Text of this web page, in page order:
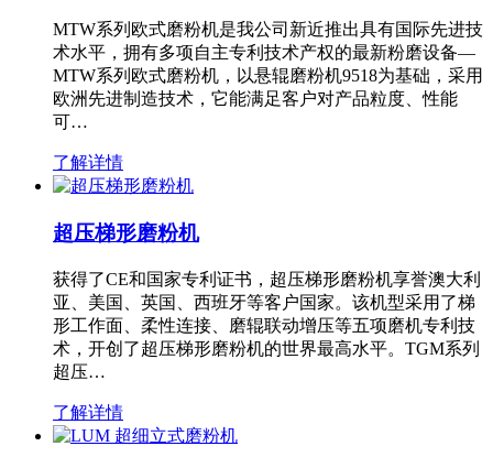
MTW系列欧式磨粉机是我公司新近推出具有国际先进技
术水平，拥有多项自主专利技术产权的最新粉磨设备—
MTW系列欧式磨粉机，以悬辊磨粉机9518为基础，采用
欧洲先进制造技术，它能满足客户对产品粒度、性能
可…
了解详情
超压梯形磨粉机
获得了CE和国家专利证书，超压梯形磨粉机享誉澳大利
亚、美国、英国、西班牙等客户国家。该机型采用了梯
形工作面、柔性连接、磨辊联动增压等五项磨机专利技
术，开创了超压梯形磨粉机的世界最高水平。TGM系列
超压…
了解详情